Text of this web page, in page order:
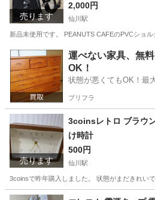
売ります
2,000円
仙川駅
新品未使用です。 PEANUTS CAFEのPVCショ
東京 調布市 仙川駅 バッグ ス
運べない家具、無
OK！
状態が悪くてもOK！最
プリフラ
売ります
3coinsレトロ ブラウ
け時計
500円
仙川駅
3coinsで昨年購入しました。 状態がまだきれい
東京 調布市 時計